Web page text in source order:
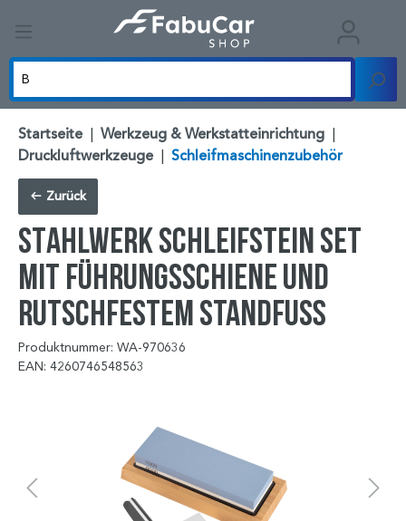
Startseite | Werkzeug & Werkstatteinrichtung |
Druckluftwerkzeuge | Schleifmaschinenzubehör
Zurück
STAHLWERK Schleifstein Set
mit Führungsschiene und
rutschfestem Standfuß
Produktnummer: WA-970636
EAN: 4260746548563